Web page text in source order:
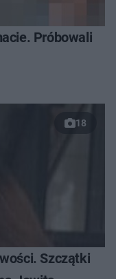
Próbowali
18
Szczątki